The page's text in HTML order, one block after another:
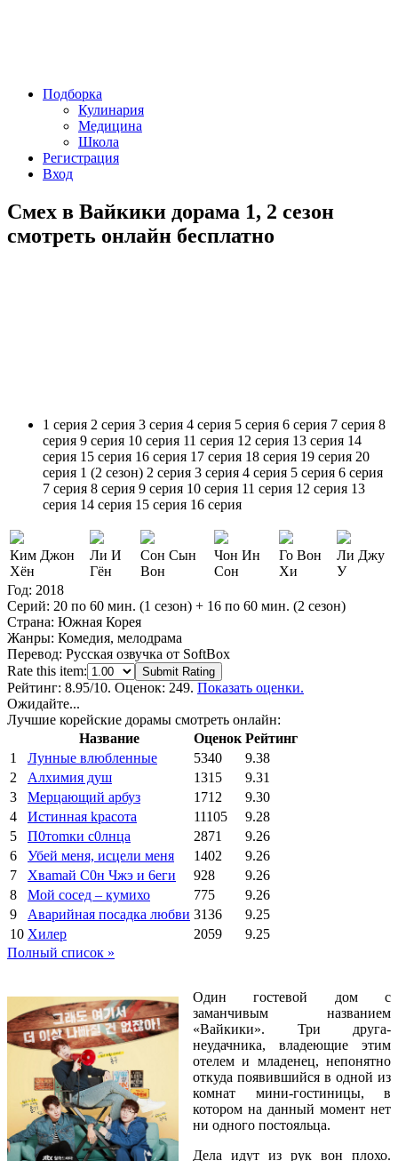
Подборка
Кулинария
Медицина
Школа
Регистрация
Вход
Смех в Вайкики дорама 1, 2 сезон
смотреть онлайн бесплатно
1 серия 2 серия 3 серия 4 серия 5 серия 6 серия 7 серия 8
серия 9 серия 10 серия 11 серия 12 серия 13 серия 14
серия 15 серия 16 серия 17 серия 18 серия 19 серия 20
серия 1 (2 сезон) 2 серия 3 серия 4 серия 5 серия 6 серия
7 серия 8 серия 9 серия 10 серия 11 серия 12 серия 13
серия 14 серия 15 серия 16 серия
Ким Джон
Хён
Ли И
Гён
Сон Сын
Вон
Чон Ин
Сон
Го Вон
Хи
Ли Джу
У
Год: 2018
Серий: 20 по 60 мин. (1 сезон) + 16 по 60 мин. (2 сезон)
Страна: Южная Корея
Жанры: Комедия, мелодрама
Перевод: Русская озвучка от SoftBox
Rate this item:
Submit Rating
Рейтинг: 8.95/10. Оценок: 249. Показать оценки.
Ожидайте...
Лучшие корейские дорамы смотреть онлайн:
Название
Оценок Рейтинг
1
Лунные влюбленные 5340
9.38
2
Алхимия душ 1315
9.31
3
Мерцающий арбуз 1712
9.30
4
Иcтиннaя kрасoтa 11105
9.28
5
П0тоmки c0лнцa 2871
9.26
6
Убей меня, исцели меня 1402
9.26
7
Xваmай С0н Чжэ и 6еги 928
9.26
8
Мой сосед – кумихо 775
9.26
9
Аварийная посадка любви 3136
9.25
10 Хилер 2059
9.25
Полный список »
Один гостевой дом с
заманчивым названием
«Вайкики». Три друга-
неудачника, владеющие этим
отелем и младенец, непонятно
откуда появившийся в одной из
комнат мини-гостиницы, в
котором на данный момент нет
ни одного постояльца.
Дела идут из рук вон плохо.